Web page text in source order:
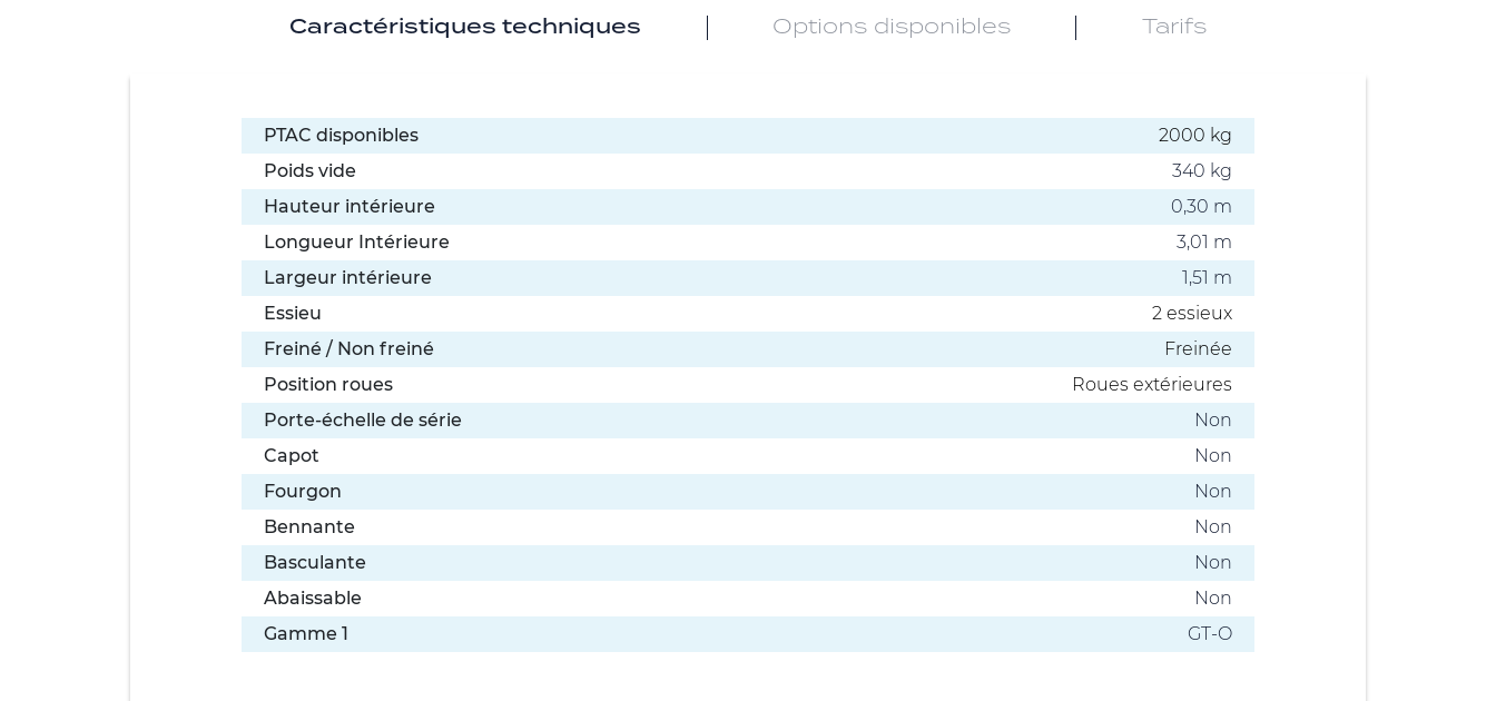
Caractéristiques techniques Options disponibles Tarifs
PTAC disponibles
2000 kg
Poids vide
340 kg
Hauteur intérieure
0,30 m
Longueur Intérieure
3,01 m
Largeur intérieure
1,51 m
Essieu
2 essieux
Freiné / Non freiné
Freinée
Position roues
Roues extérieures
Porte-échelle de série
Non
Capot
Non
Fourgon
Non
Bennante
Non
Basculante
Non
Abaissable
Non
Gamme 1
GT-O